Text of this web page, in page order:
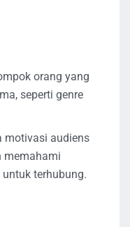
orang yang
seperti genre
motivasi audiens
memahami
terhubung.